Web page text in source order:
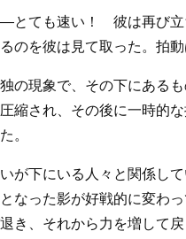
ても速い！ 彼は再び立
のを彼は見て取った。拍
の現象で、その下にある
縮され、その後に一時的
。
が下にいる人々と関係し
なった影が好戦的に変わ
、それから力を増して